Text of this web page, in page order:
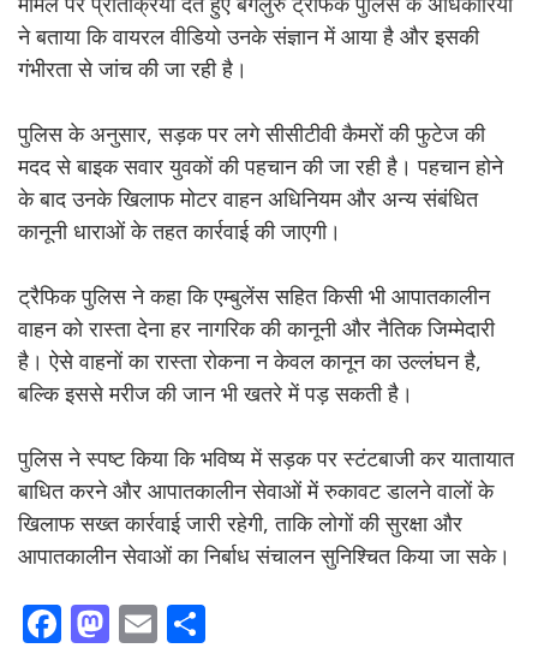
ने बताया कि वायरल वीडियो उनके संज्ञान में आया है और इसकी
गंभीरता से जांच की जा रही है।
पुलिस के अनुसार, सड़क पर लगे सीसीटीवी कैमरों की फुटेज की
मदद से बाइक सवार युवकों की पहचान की जा रही है। पहचान होने
के बाद उनके खिलाफ मोटर वाहन अधिनियम और अन्य संबंधित
कानूनी धाराओं के तहत कार्रवाई की जाएगी।
ट्रैफिक पुलिस ने कहा कि एम्बुलेंस सहित किसी भी आपातकालीन
वाहन को रास्ता देना हर नागरिक की कानूनी और नैतिक जिम्मेदारी
है। ऐसे वाहनों का रास्ता रोकना न केवल कानून का उल्लंघन है,
बल्कि इससे मरीज की जान भी खतरे में पड़ सकती है।
पुलिस ने स्पष्ट किया कि भविष्य में सड़क पर स्टंटबाजी कर यातायात
बाधित करने और आपातकालीन सेवाओं में रुकावट डालने वालों के
खिलाफ सख्त कार्रवाई जारी रहेगी, ताकि लोगों की सुरक्षा और
आपातकालीन सेवाओं का निर्बाध संचालन सुनिश्चित किया जा सके।
F M E